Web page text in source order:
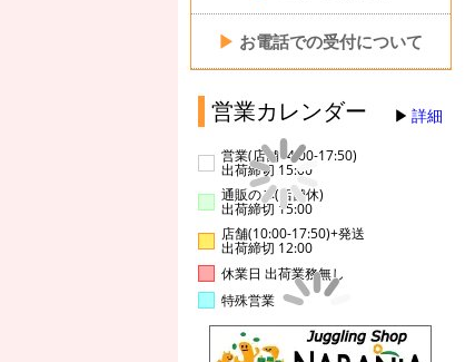
▶ お電話での受付について
営業カレンダー 詳細
営業(店舗14:00-17:50)
出荷締切 15:00
通販のみ(店舗休)
出荷締切 15:00
店舗(10:00-17:50)+発送
出荷締切 12:00
休業日 出荷業務無し
特殊営業